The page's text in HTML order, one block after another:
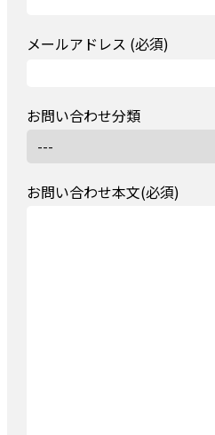
メールアドレス (必須)
お問い合わせ分類
お問い合わせ本文(必須)